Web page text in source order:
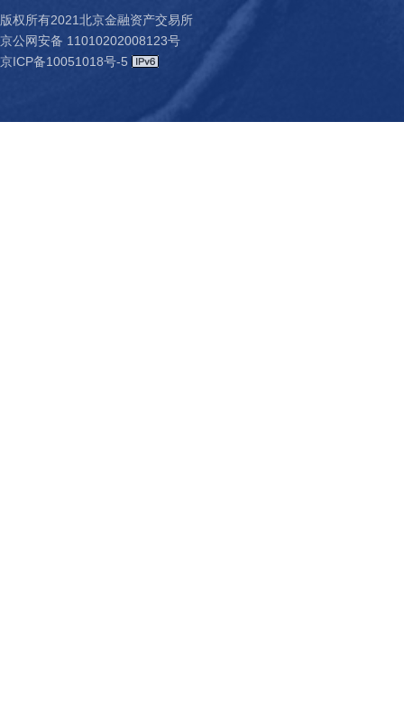
版权所有2021北京金融资产交易所
京公网安备 11010202008123号
京ICP备10051018号-5